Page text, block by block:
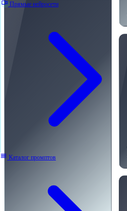
Прямые нейросети
Каталог промптов